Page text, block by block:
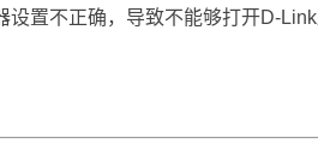
置不正确，导致不能够打开D-